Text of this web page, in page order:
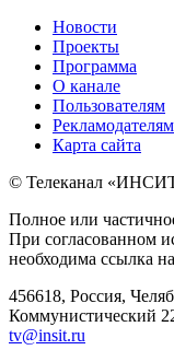
Новости
Проекты
Программа
О канале
Пользователям
Рекламодателям
Карта сайта
© Телеканал
Полное или
При согласованном
необходима ссылка на
456618, Россия,
Коммунистический
tv@insit.ru